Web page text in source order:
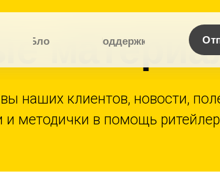
Поддержка
Блог
наших клиентов, новости,
и методички в помощь